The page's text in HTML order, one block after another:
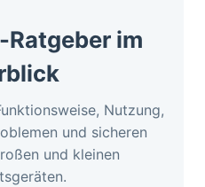
im
Nutzung,
und sicheren
und kleinen